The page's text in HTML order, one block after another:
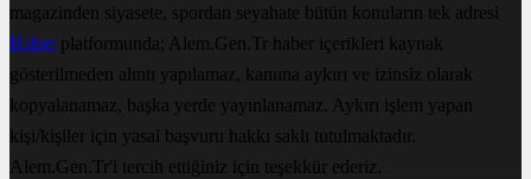
magazinden siyasete, spordan seyahate bütün konuların tek adresi
Haberplatformunda; Alem.Gen.Tr haber içerikleri kaynak
gösterilmeden alıntı yapılamaz, kanuna aykırı ve izinsiz olarak
kopyalanamaz, başka yerde yayınlanamaz. Aykırı işlem yapan
kişi/kişiler için yasal başvuru hakkı saklı tutulmaktadır.
Alem.Gen.Tr'i tercih ettiğiniz için teşekkür ederiz.